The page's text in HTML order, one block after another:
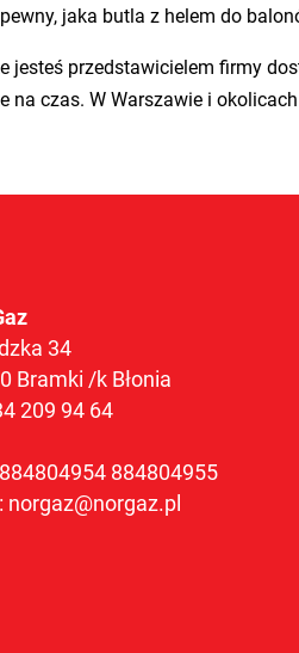
jaka butla z helem do
jesteś przedstawicielem firmy
na czas. W Warszawie i
34
Bramki /k Błonia
209 94 64
884804954 884804955
norgaz@norgaz.pl